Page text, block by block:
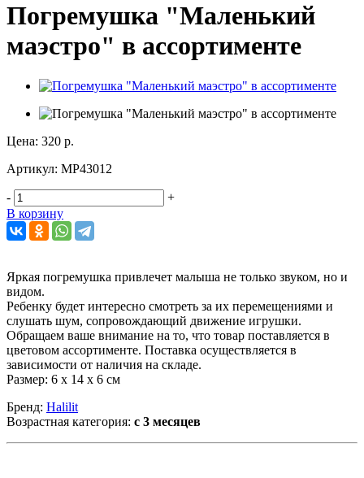
Погремушка "Маленький
маэстро" в ассортименте
Цена: 320 р.
Артикул: МР43012
-
+
В корзину
Яркая погремушка привлечет малыша не только звуком, но и
видом.
Ребенку будет интересно смотреть за их перемещениями и
слушать шум, сопровождающий движение игрушки.
Обращаем ваше внимание на то, что товар поставляется в
цветовом ассортименте. Поставка осуществляется в
зависимости от наличия на складе.
Размер: 6 х 14 х 6 см
Бренд: Halilit
Возрастная категория: c 3 месяцев